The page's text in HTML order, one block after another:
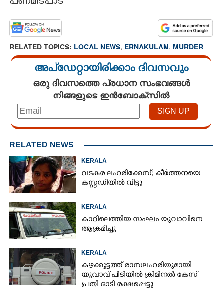
പണമിടപാട്‌
RELATED TOPICS: LOCAL NEWS, ERNAKULAM, MURDER
അപ്ഡേറ്റായിരിക്കാം ദിവസവും
ഒരു ദിവസത്തെ പ്രധാന സംഭവങ്ങൾ
നിങ്ങളുടെ ഇൻബോക്സിൽ
RELATED NEWS
KERALA
വടകര ലഹരിക്കേസ്; കീർത്തനയെ
കസ്റ്റഡിയിൽ വിട്ടു
KERALA
കാറിലെത്തിയ സംഘം യുവാവിനെ
ആക്രമിച്ചു
KERALA
കഴക്കൂട്ടത്ത് രാസലഹരിയുമായി
യുവാവ് പിടിയിൽ ക്രിമിനൽ കേസ്
പ്രതി ഓടി രക്ഷപ്പെട്ടു